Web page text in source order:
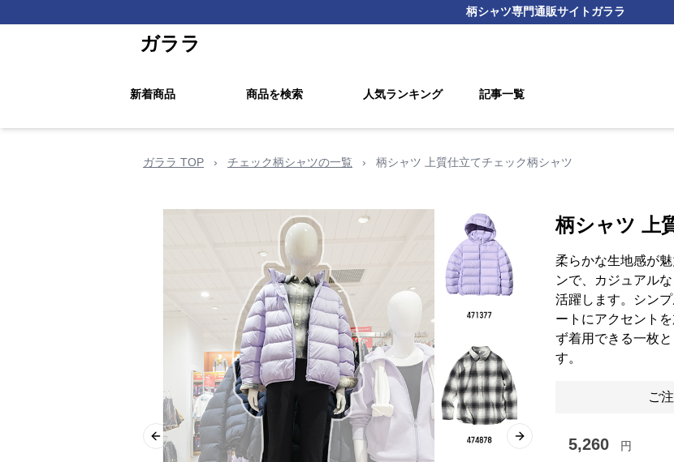
柄シャツ専門通販サイトガララ
ガララ
新着商品 商品を検索 人気ランキング 記事一覧
ガララ TOP › チェック柄シャツの一覧 › 柄シャツ 上質仕立てチェック柄シャツ
Previous slide Next slide
柄シャツ 上
柔らかな生地感が
ンで、カジュアル
活躍します。シン
ートにアクセント
ず着用できる一枚
す。
ご
5,260 円